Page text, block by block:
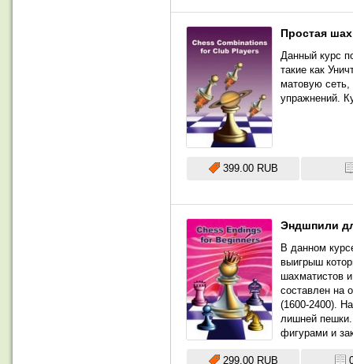
Простая
Данный курс
такие как
матовую сеть,
упражнений.
399.00 RUB
Эндшпили
В данном
выигрыш
шахматистов
составлен на
(1600-2400).
лишней
фигурами и
299.00 RUB